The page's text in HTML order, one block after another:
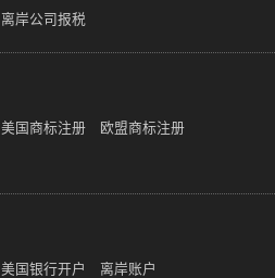
离岸公司报税
美国商标注册 欧盟商标注册
美国银行开户 离岸账户